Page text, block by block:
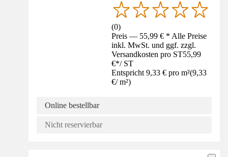
(0)
Preis — 55,99 € * Alle Preise
inkl. MwSt. und ggf. zzgl.
Versandkosten pro ST55,99
€*/ ST
Entspricht 9,33 € pro m²(9,33
€/ m²)
Online bestellbar
Nicht reservierbar